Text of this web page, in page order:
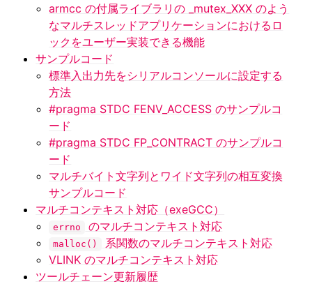
armcc の付属ライブラリの _mutex_XXX のよう
なマルチスレッドアプリケーションにおけるロ
ックをユーザー実装できる機能
サンプルコード
標準入出力先をシリアルコンソールに設定する
方法
#pragma STDC FENV_ACCESS のサンプルコ
ード
#pragma STDC FP_CONTRACT のサンプルコ
ード
マルチバイト文字列とワイド文字列の相互変換
サンプルコード
マルチコンテキスト対応（exeGCC）
errno のマルチコンテキスト対応
malloc()
系関数のマルチコンテキスト対応
VLINK のマルチコンテキスト対応
ツールチェーン更新履歴